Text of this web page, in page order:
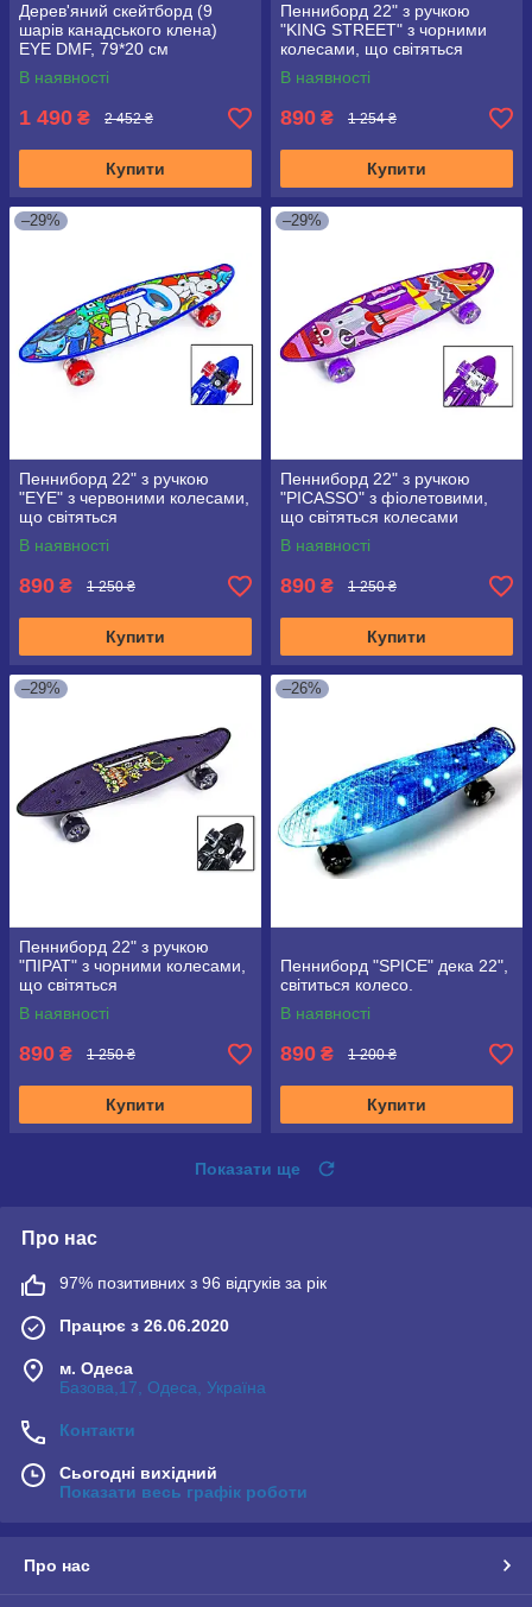
Дерев'яний скейтборд (9
шарів канадського клена)
EYE DMF, 79*20 см
В наявності
1 490 ₴ 2 452 ₴
Купити
Пенниборд 22" з ручкою
"KING STREET" з чорними
колесами, що світяться
В наявності
890 ₴ 1 254 ₴
Купити
–29%
Пенниборд 22" з ручкою
"EYE" з червоними колесами,
що світяться
В наявності
890 ₴ 1 250 ₴
Купити
–29%
Пенниборд 22" з ручкою
"PICASSO" з фіолетовими,
що світяться колесами
В наявності
890 ₴ 1 250 ₴
Купити
–29%
Пенниборд 22" з ручкою
"ПІРАТ" з чорними колесами,
що світяться
В наявності
890 ₴ 1 250 ₴
Купити
–26%
Пенниборд "SPICE" дека 22",
світиться колесо.
В наявності
890 ₴ 1 200 ₴
Купити
Показати ще
Про нас
97% позитивних з 96 відгуків за рік
Працює з 26.06.2020
м. Одеса
Базова,17, Одеса, Україна
Контакти
Сьогодні вихідний
Показати весь графік роботи
Про нас